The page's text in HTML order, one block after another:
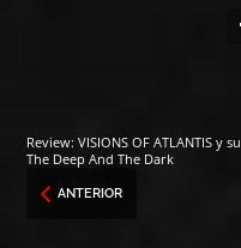
Review: VISIONS OF ATLANTIS y su
The Deep And The Dark
ANTERIOR